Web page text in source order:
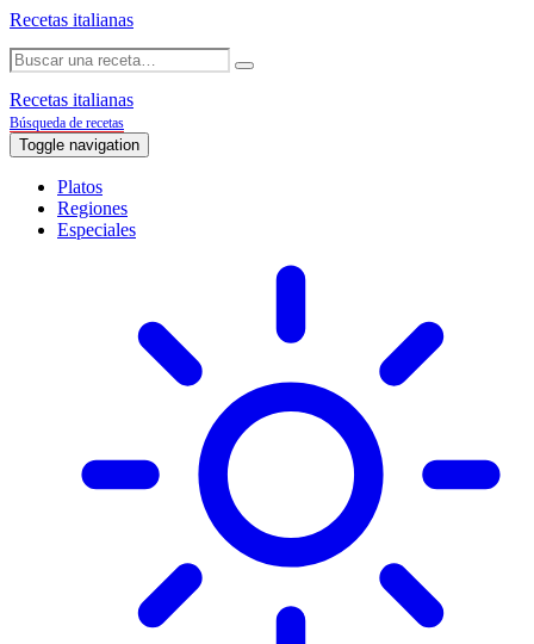
Recetas italianas
Recetas italianas
Búsqueda de recetas
Toggle navigation
Platos
Regiones
Especiales